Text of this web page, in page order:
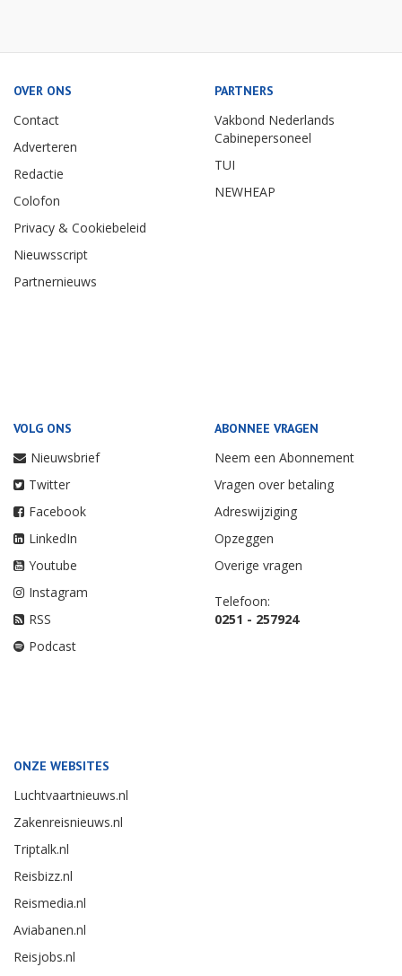
OVER ONS
Contact
Adverteren
Redactie
Colofon
Privacy & Cookiebeleid
Nieuwsscript
Partnernieuws
PARTNERS
Vakbond Nederlands
Cabinepersoneel
TUI
NEWHEAP
VOLG ONS
Nieuwsbrief
Twitter
Facebook
LinkedIn
Youtube
Instagram
RSS
Podcast
ABONNEE VRAGEN
Neem een Abonnement
Vragen over betaling
Adreswijziging
Opzeggen
Overige vragen
Telefoon:
0251 - 257924
ONZE WEBSITES
Luchtvaartnieuws.nl
Zakenreisnieuws.nl
Triptalk.nl
Reisbizz.nl
Reismedia.nl
Aviabanen.nl
Reisjobs.nl